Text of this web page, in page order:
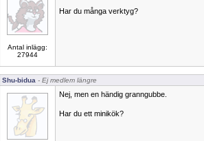
Antal inlägg:
27944
Har du många verktyg?
Shu-bidua - Ej medlem längre
Nej, men en händig granngubbe.
Har du ett minikök?